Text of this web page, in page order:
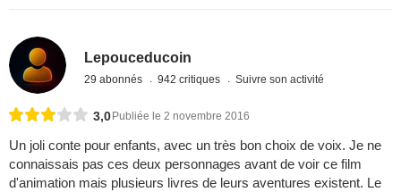
Lepouceducoin
29 abonnés 942 critiques Suivre son activité
3,0 Publiée le 2 novembre 2016
Un joli conte pour enfants, avec un très bon choix de voix. Je ne
connaissais pas ces deux personnages avant de voir ce film
d'animation mais plusieurs livres de leurs aventures existent. Le